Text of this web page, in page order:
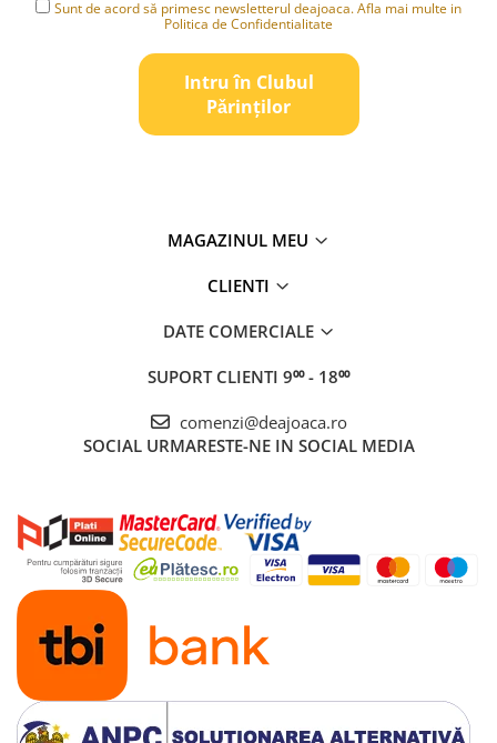
Sunt de acord să primesc newsletterul deajoaca. Afla mai multe in
Politica de Confidentialitate
Intru în Clubul
Pǎrinților
MAGAZINUL MEU
CLIENTI
DATE COMERCIALE
SUPORT CLIENTI 9⁰⁰ - 18⁰⁰
comenzi@deajoaca.ro
SOCIAL URMARESTE-NE IN SOCIAL MEDIA